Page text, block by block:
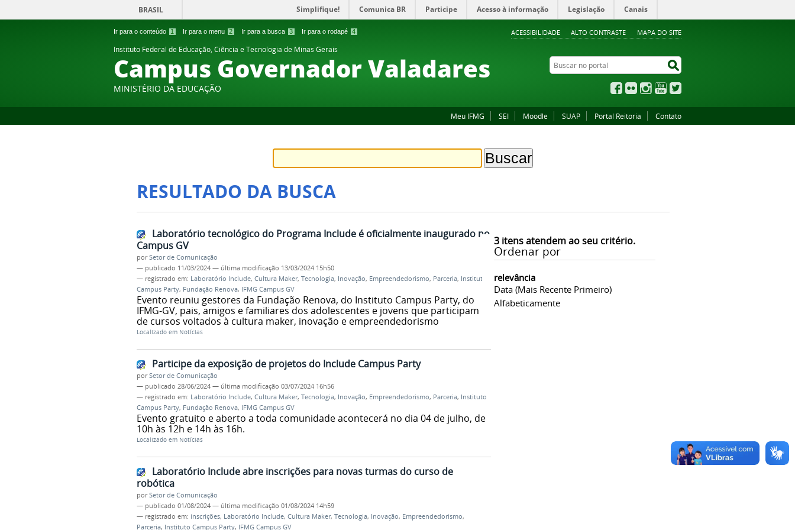
Ir para o conteúdo 1 Ir para o menu 2 Ir para a busca 3 Ir para o rodapé 4 ACESSIBILIDADE ALTO CONTRASTE MAPA DO SITE
BRASIL Simplifique! Comunica BR Participe Acesso à informação Legislação Canais
Instituto Federal de Educação, Ciência e Tecnologia de Minas Gerais
Campus Governador Valadares
MINISTÉRIO DA EDUCAÇÃO
Buscar no portal
Facebook
Flickr InstagramYouTube
Meu IFMG SEI Moodle SUAP Portal Reitoria Contato
RESULTADO DA BUSCA
3itens atendem ao seu critério.
Ordenar por
relevância
Data (mais Recente Primeiro)
Alfabeticamente
Laboratório tecnológico do Programa Include é oficialmente inaugurado no
Campus GV
porSetor de Comunicação
— publicado 11/03/2024 — última modificação 13/03/2024 15h50
— registrado em: Laboratório Include, Cultura Maker, Tecnologia, Inovação, Empreendedorismo, Parceria, Instituto
Campus Party, Fundação Renova, IFMG Campus GV
Evento reuniu gestores da Fundação Renova, do Instituto Campus Party, do
IFMG-GV, pais, amigos e familiares dos adolescentes e jovens que participam
de cursos voltados à cultura maker, inovação e empreendedorismo
Localizado em Notícias
Participe da exposição de projetos do Include Campus Party
porSetor de Comunicação
— publicado 28/06/2024 — última modificação 03/07/2024 16h56
— registrado em: Laboratório Include, Cultura Maker, Tecnologia, Inovação, Empreendedorismo, Parceria, Instituto
Campus Party, Fundação Renova, IFMG Campus GV
Evento gratuito e aberto a toda comunidade acontecerá no dia 04 de julho, de
10h às 12h e 14h às 16h.
Localizado em Notícias
Laboratório Include abre inscrições para novas turmas do curso de
robótica
porSetor de Comunicação
— publicado 01/08/2024 — última modificação 01/08/2024 14h59
— registrado em: inscrições, Laboratório Include, Cultura Maker, Tecnologia, Inovação, Empreendedorismo,
Parceria, Instituto Campus Party, IFMG Campus GV